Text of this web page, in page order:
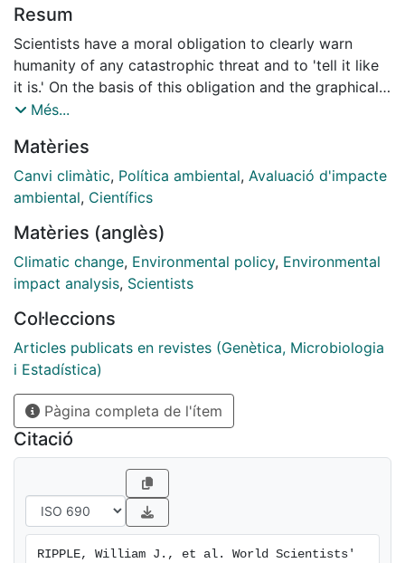
Resum
Scientists have a moral obligation to clearly warn
humanity of any catastrophic threat and to 'tell it like
it is.' On the basis of this obligation and the graphical
indicators presented below, we declare, with more
world, clearly and unequivocally that planet Earth is
facing a climate emergency.
Més...
Matèries
Canvi climàtic, Política ambiental, Avaluació d'impacte
ambiental, Científics
Matèries (anglès)
Climatic change, Environmental policy, Environmental
impact analysis, Scientists
Col·leccions
Articles publicats en revistes (Genètica, Microbiologia
i Estadística)
Pàgina completa de l'ítem
Citació
RIPPLE, William J., et al. World Scientists'